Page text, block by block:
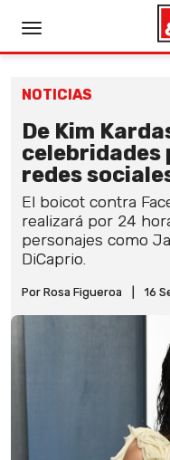
NOTICIAS
De Kim
redes
El boicot contra
realizará por 24
personajes como
DiCaprio.
Por Rosa Figueroa 16